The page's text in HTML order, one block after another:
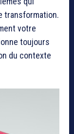
transformation.
votre
toujours
du contexte